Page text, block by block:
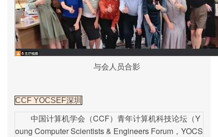
与会人员合影
CCF YOCSEF深圳
中国计算机学会（CCF）青年计算机科技论坛（Y
oung Computer Scientists & Engineers Forum，YOCS